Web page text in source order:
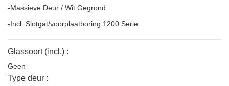
-Massieve Deur / Wit Gegrond
-Incl. Slotgat/voorplaatboring 1200 Serie
Glassoort (incl.) :
Geen
Type deur :